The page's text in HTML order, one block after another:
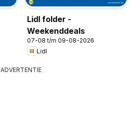
Lidl folder -
Weekenddeals
07-08 t/m 09-08-2026
Lidl
ADVERTENTIE